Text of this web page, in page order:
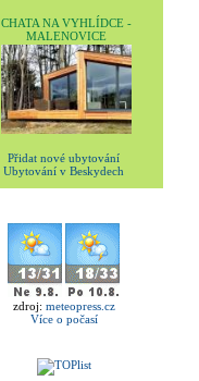
CHATA NA VYHLÍDCE -
MALENOVICE
Přidat nové ubytování
Ubytování v Beskydech
zdroj: meteopress.cz
Více o počasí